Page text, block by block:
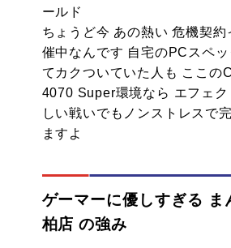
ールド
ちょうど今 あの熱い 危機契約
催中なんです 自宅のPCスペッ
てカクついていた人も ここの
4070 Super環境なら エフェク
しい戦いでもノンストレスで
ますよ
ゲーマーに優しすぎる ま
柏店 の強み